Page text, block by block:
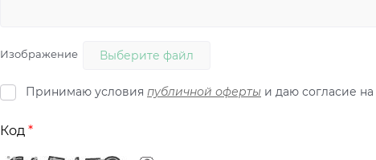
Изображение Выберите файл
Принимаю условия публичной оферты и даю согласие на
Код